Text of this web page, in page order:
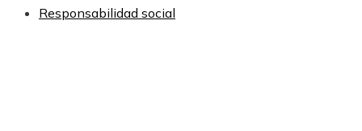
Responsabilidad social